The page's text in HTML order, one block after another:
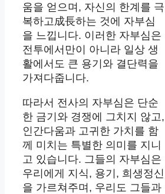
움을 얻으며, 자신의 한계를 극
복하고成長하는 것에 자부심
을 느낍니다. 이러한 자부심은
전투에서만이 아니라 일상 생
활에서도 큰 용기와 결단력을
가져다줍니다.
따라서 전사의 자부심은 단순
한 금기와 경쟁에 그치지 않고,
인간다움과 고귀한 가치를 함
께 미치는 특별한 의미를 지니
고 있습니다. 그들의 자부심은
우리에게 지식, 용기, 희생정신
을 가르쳐주며, 우리도 그들과